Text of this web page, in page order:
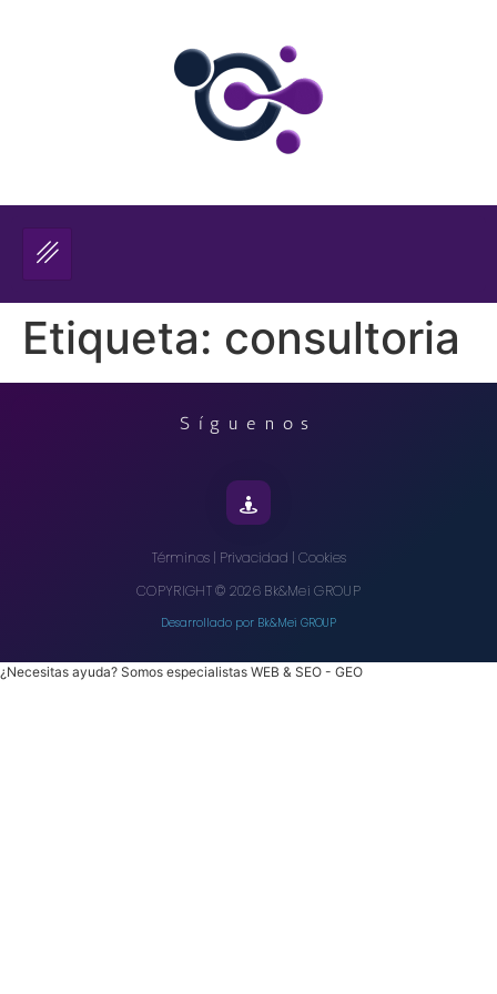
Etiqueta: consultoria
Síguenos
Términos| Privacidad | Cookies
COPYRIGHT© 2026 Bk&Mei GROUP
Desarrollado por Bk&Mei GROUP
¿Necesitas ayuda? Somos especialistas WEB & SEO - GEO